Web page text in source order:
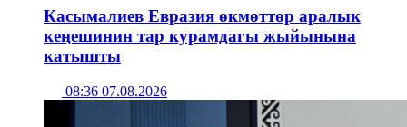
Касымалиев Евразия өкмөттөр аралык
кеңешинин тар курамдагы жыйынына
катышты
08:36 07.08.2026